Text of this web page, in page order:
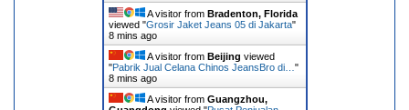
A visitor from Bradenton, Florida
viewed "Grosir Jaket Jeans 05 di Jakarta"
8 mins ago
A visitor from Beijing viewed
"Pabrik Jual Celana Chinos JeansBro di… "
8 mins ago
A visitor from Guangzhou,